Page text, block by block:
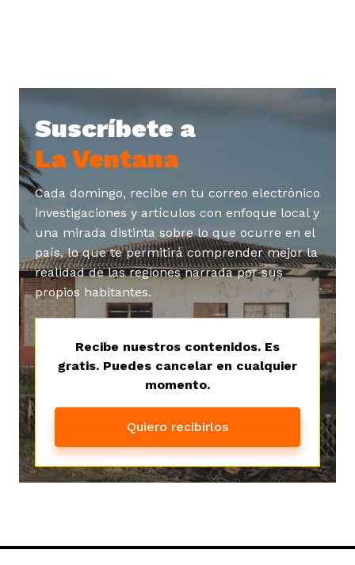
Suscríbete a
La Ventana
Cada domingo, recibe en tu correo electrónico
investigaciones y artículos con enfoque local y
una mirada distinta sobre lo que ocurre en el
país, lo que te permitirá comprender mejor la
realidad de las regiones narrada por sus
propios habitantes.
Recibe nuestros contenidos. Es
gratis. Puedes cancelar en cualquier
momento.
Quiero recibirlos